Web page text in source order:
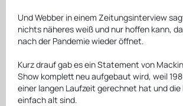
Und Webber in einem Zeitungsinterview
nichts näheres weiß und nur hoffen kann,
nach der Pandemie wieder öffnet.
Kurz drauf gab es ein Statement von
Show komplett neu aufgebaut wird, weil
einer langen Laufzeit gerechnet hat und die
einfach alt sind.